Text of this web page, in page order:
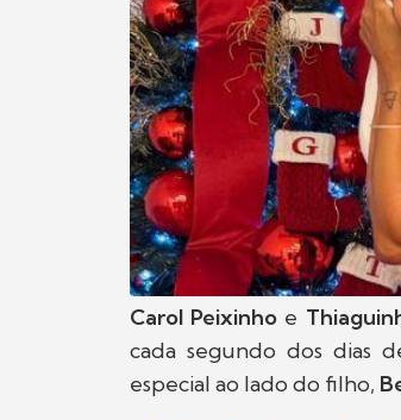
Carol Peixinho e
cada segundo dos dias
especial ao lado do filho,